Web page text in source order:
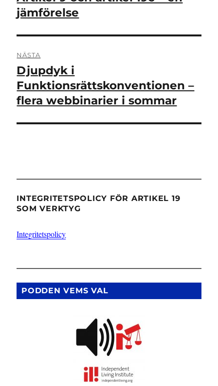
inlägg:
jämförelse
NÄSTA
Nästa
inlägg:
Djupdyk i
Funktionsrättskonventionen –
flera webbinarier i sommar
INTEGRITETSPOLICY FÖR ARTIKEL 19
SOM VERKTYG
Integritetspolicy
PODDEN VEMS VAL